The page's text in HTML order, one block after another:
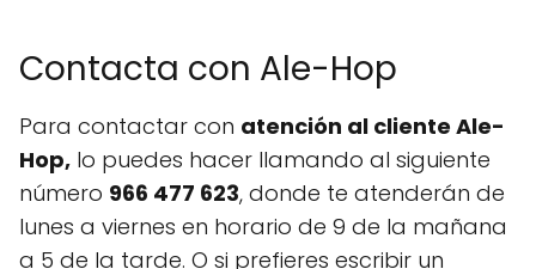
Contacta con Ale-Hop
Para contactar con atención al cliente Ale-
Hop, lo puedes hacer llamando al siguiente
número 966 477 623, donde te atenderán de
lunes a viernes en horario de 9 de la mañana
a 5 de la tarde. O si prefieres escribir un